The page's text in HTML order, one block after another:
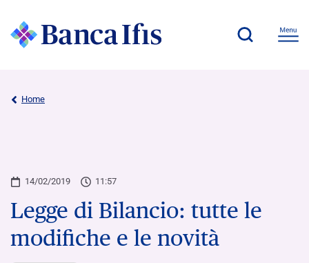
Home
14/02/2019 11:57
Legge di Bilancio: tutte le
modifiche e le novità